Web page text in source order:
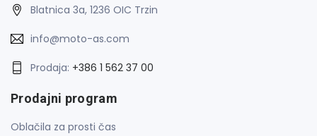
Blatnica 3a, 1236 OIC Trzin
info@moto-as.com
Prodaja: +386 1 562 37 00
Prodajni program
Oblačila za prosti čas